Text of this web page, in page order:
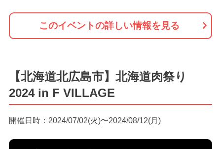
このイベントの詳しい情報を見る
【北海道北広島市】北海道肉祭り
2024 in F VILLAGE
開催日時：2024/07/02(火)〜2024/08/12(月)